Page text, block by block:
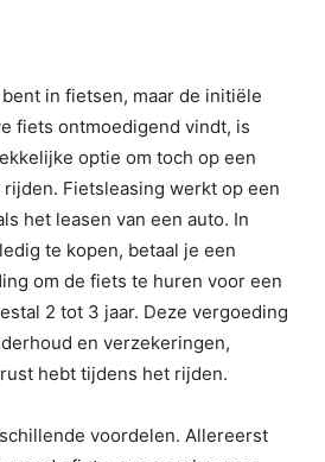
in fietsen, maar de initiële
fiets ontmoedigend vindt, is
optie om toch op een
Fietsleasing werkt op een
het leasen van een auto. In
te kopen, betaal je een
om de fiets te huren voor een
2 tot 3 jaar. Deze vergoeding
en verzekeringen,
hebt tijdens het rijden.
voordelen. Allereerst